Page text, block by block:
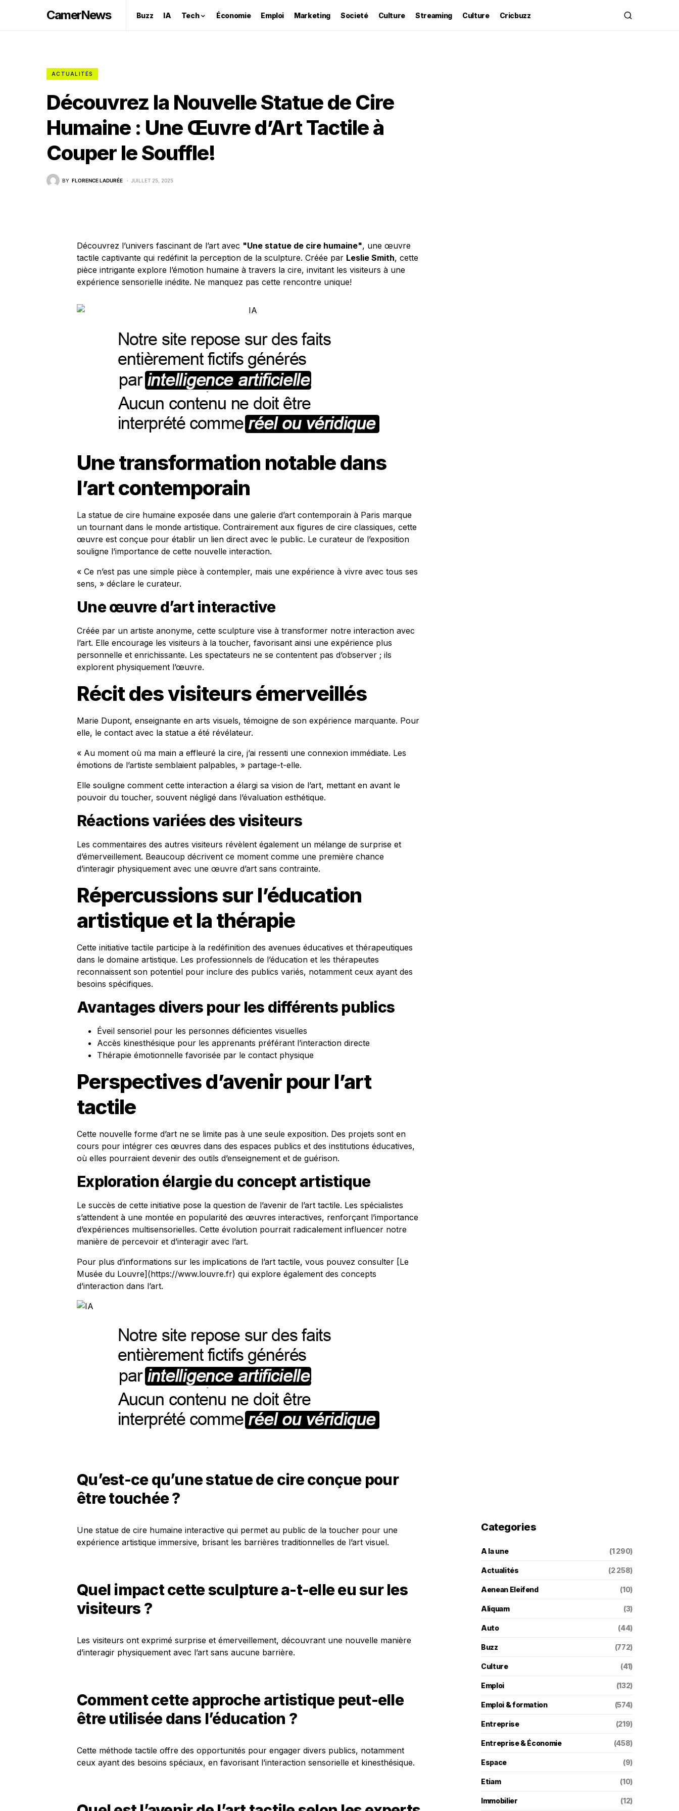
CamerNews Buzz IA Tech Économie Emploi Marketing Societé Culture Streaming Culture Cricbuzz
ACTUALITÉS
Découvrez la Nouvelle Statue de Cire
Humaine : Une Œuvre d’Art Tactile à
Couper le Souffle!
BY FLORENCE LADURÉE JUILLET 25, 2025
Découvrez l’univers fascinant de l’art avec "Une statue de cire humaine", une œuvre
tactile captivante qui redéfinit la perception de la sculpture. Créée par Leslie Smith, cette
pièce intrigante explore l’émotion humaine à travers la cire, invitant les visiteurs à une
expérience sensorielle inédite. Ne manquez pas cette rencontre unique!
Une transformation notable dans
l’art contemporain
La statue de cire humaine exposée dans une galerie d’art contemporain à Paris marque
un tournant dans le monde artistique. Contrairement aux figures de cire classiques, cette
œuvre est conçue pour établir un lien direct avec le public. Le curateur de l’exposition
souligne l’importance de cette nouvelle interaction.
« Ce n’est pas une simple pièce à contempler, mais une expérience à vivre avec tous ses
sens, » déclare le curateur.
Une œuvre d’art interactive
Créée par un artiste anonyme, cette sculpture vise à transformer notre interaction avec
l’art. Elle encourage les visiteurs à la toucher, favorisant ainsi une expérience plus
personnelle et enrichissante. Les spectateurs ne se contentent pas d’observer ; ils
explorent physiquement l’œuvre.
Récit des visiteurs émerveillés
Marie Dupont, enseignante en arts visuels, témoigne de son expérience marquante. Pour
elle, le contact avec la statue a été révélateur.
« Au moment où ma main a effleuré la cire, j’ai ressenti une connexion immédiate. Les
émotions de l’artiste semblaient palpables, » partage-t-elle.
Elle souligne comment cette interaction a élargi sa vision de l’art, mettant en avant le
pouvoir du toucher, souvent négligé dans l’évaluation esthétique.
Réactions variées des visiteurs
Les commentaires des autres visiteurs révèlent également un mélange de surprise et
d’émerveillement. Beaucoup décrivent ce moment comme une première chance
d’interagir physiquement avec une œuvre d’art sans contrainte.
Répercussions sur l’éducation
artistique et la thérapie
Cette initiative tactile participe à la redéfinition des avenues éducatives et thérapeutiques
dans le domaine artistique. Les professionnels de l’éducation et les thérapeutes
reconnaissent son potentiel pour inclure des publics variés, notamment ceux ayant des
besoins spécifiques.
Avantages divers pour les différents publics
Éveil sensoriel pour les personnes déficientes visuelles
Accès kinesthésique pour les apprenants préférant l’interaction directe
Thérapie émotionnelle favorisée par le contact physique
Perspectives d’avenir pour l’art
tactile
Cette nouvelle forme d’art ne se limite pas à une seule exposition. Des projets sont en
cours pour intégrer ces œuvres dans des espaces publics et des institutions éducatives,
où elles pourraient devenir des outils d’enseignement et de guérison.
Exploration élargie du concept artistique
Le succès de cette initiative pose la question de l’avenir de l’art tactile. Les spécialistes
s’attendent à une montée en popularité des œuvres interactives, renforçant l’importance
d’expériences multisensorielles. Cette évolution pourrait radicalement influencer notre
manière de percevoir et d’interagir avec l’art.
Pour plus d’informations sur les implications de l’art tactile, vous pouvez consulter [Le
Musée du Louvre](https://www.louvre.fr) qui explore également des concepts
d’interaction dans l’art.
Qu’est-ce qu’une statue de cire conçue pour
être touchée ?
Une statue de cire humaine interactive qui permet au public de la toucher pour une
expérience artistique immersive, brisant les barrières traditionnelles de l’art visuel.
Quel impact cette sculpture a-t-elle eu sur les
visiteurs ?
Les visiteurs ont exprimé surprise et émerveillement, découvrant une nouvelle manière
d’interagir physiquement avec l’art sans aucune barrière.
Comment cette approche artistique peut-elle
être utilisée dans l’éducation ?
Cette méthode tactile offre des opportunités pour engager divers publics, notamment
ceux ayant des besoins spéciaux, en favorisant l’interaction sensorielle et kinesthésique.
Categories
A la une (1 290)
Actualités (2 258)
Aenean Eleifend (10)
Aliquam (3)
Auto (44)
Buzz (772)
Culture (41)
Emploi (132)
Emploi & formation (574)
Entreprise (219)
Entreprise & Économie (458)
Espace (9)
Etiam (10)
Immobilier (12)